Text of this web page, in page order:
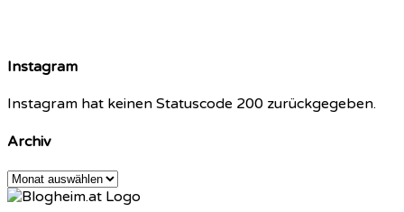
Instagram
Instagram hat keinen Statuscode 200 zurückgegeben.
Archiv
Archiv